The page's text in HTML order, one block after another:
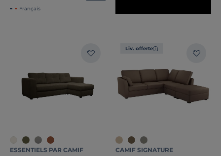
Français
ESSENTIELS PAR CAMIF
Liv. offerte
CAMIF SIGNATURE